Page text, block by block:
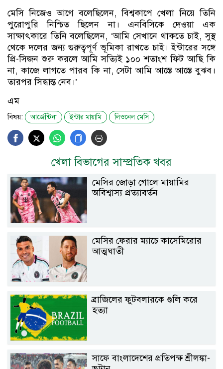
মেসি নিজেও আগে বলেছিলেন, বিশ্বকাপে খেলা নিয়ে তিনি
পুরোপুরি নিশ্চিত ছিলেন না। এনবিসিকে দেওয়া এক
সাক্ষাৎকারে তিনি বলেছিলেন, ‘আমি সেখানে থাকতে চাই, সুস্থ
থেকে দলের জন্য গুরুত্বপূর্ণ ভূমিকা রাখতে চাই। ইন্টারের সঙ্গে
প্রি-সিজন শুরু করলে আমি সত্যিই ১০০ শতাংশ ফিট আছি কি
না, কাজে লাগতে পারব কি না, সেটা আমি আস্তে আস্তে বুঝব।
তারপর সিদ্ধান্ত নেব।’
এম
বিষয়: আর্জেন্টিনা ইন্টার মায়ামি লিওনেল মেসি
খেলা বিভাগের সাম্প্রতিক খবর
মেসির জোড়া গোলে মায়ামির
অবিশ্বাস্য প্রত্যাবর্তন
মেসির ফেরার ম্যাচে কাসেমিরোর
আত্মঘাতী
ব্রাজিলের ফুটবলারকে গুলি করে
হত্যা
সাফে বাংলাদেশের প্রতিপক্ষ শ্রীলঙ্কা-